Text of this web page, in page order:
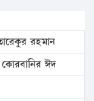
রহমান
ঈদ